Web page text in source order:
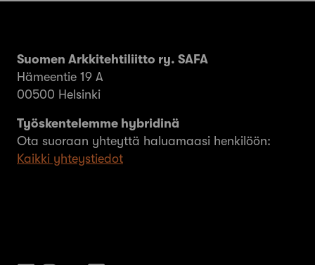
Suomen Arkkitehtiliitto ry. SAFA
Hämeentie 19 A
00500 Helsinki
Työskentelemme hybridinä
Ota suoraan yhteyttä haluamaasi henkilöön:
Kaikki yhteystiedot